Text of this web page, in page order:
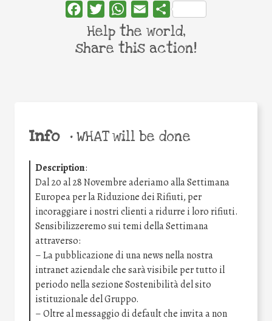
Info •WHAT will be done
Description:
Dal 20 al 28 Novembre aderiamo alla Settimana
Europea per la Riduzione dei Rifiuti, per
incoraggiare i nostri clienti a ridurre i loro rifiuti.
Sensibilizzeremo sui temi della Settimana
attraverso:
– La pubblicazione di una news nella nostra
intranet aziendale che sarà visibile per tutto il
periodo nella sezione Sostenibilità del sito
istituzionale del Gruppo.
– Oltre al messaggio di default che invita a non
FacebookTwitterWhatsApp
Email Share
Help the world,
share this action!